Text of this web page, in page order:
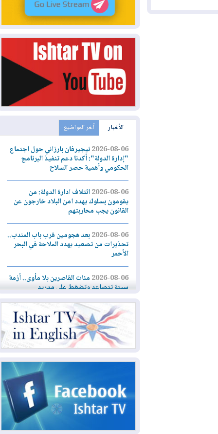
الأخبار آخر المواضيع
2026-08-06نيجيرفان بارزاني حول اجتماع
"إدارة الدولة": أكدنا دعم تنفيذ البرنامج
الحكومي وأهمية حصر السلاح
2026-08-06ائتلاف ادارة الدولة: من
يقومون بسلوك يهدد امن البلاد خارجون عن
القانون يجب محاربتهم
2026-08-06بعد هجومين قرب باب المندب..
تحذيرات من تصعيد يهدد الملاحة في البحر
الأحمر
2026-08-06مئات القاصرين بلا مأوى.. أزمة
سبتة تتصاعد وتضغط على مدريد
2026-08-05
لمدة عام.. بدء توريد 100
مليون قدم مكعب يومياً من غاز كورمور في
إقليم كوردستان إلى وزارة الكهرباء العراقية
ملامح أخطر التحديات التي تواجه العراق
2026-08-05
حرائق فرنسا.. توقيف 402
شخص بينهم 156 قاصرا منذ بداية موسم
الحرائق